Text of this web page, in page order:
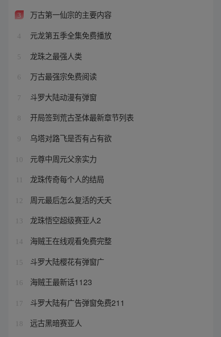
3 万古第一仙宗的主要内容
4 元龙第五季全集免费播放
5 龙珠之最强人类
6 万古最强宗免费阅读
7 斗罗大陆动漫有弹窗
8 开局签到荒古圣体最新章节列表
9 乌塔对路飞是否有占有欲
10 元尊中周元父亲实力
龙珠传奇每个人的结局
12 周元最后怎么复活的夭夭
13 龙珠悟空超级赛亚人2
14 海贼王在线观看免费完整
15 斗罗大陆樱花有弹窗广
16 海贼王最新话1123
17 斗罗大陆有广告弹窗免费211
18 远古黑暗赛亚人